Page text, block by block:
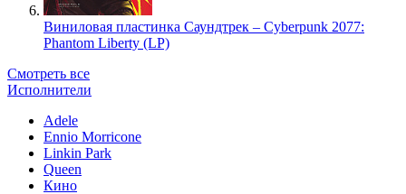
Виниловая пластинка Саундтрек – Cyberpunk 2077:
Phantom Liberty (LP)
Смотреть все
Исполнители
Adele
Ennio Morricone
Linkin Park
Queen
Кино